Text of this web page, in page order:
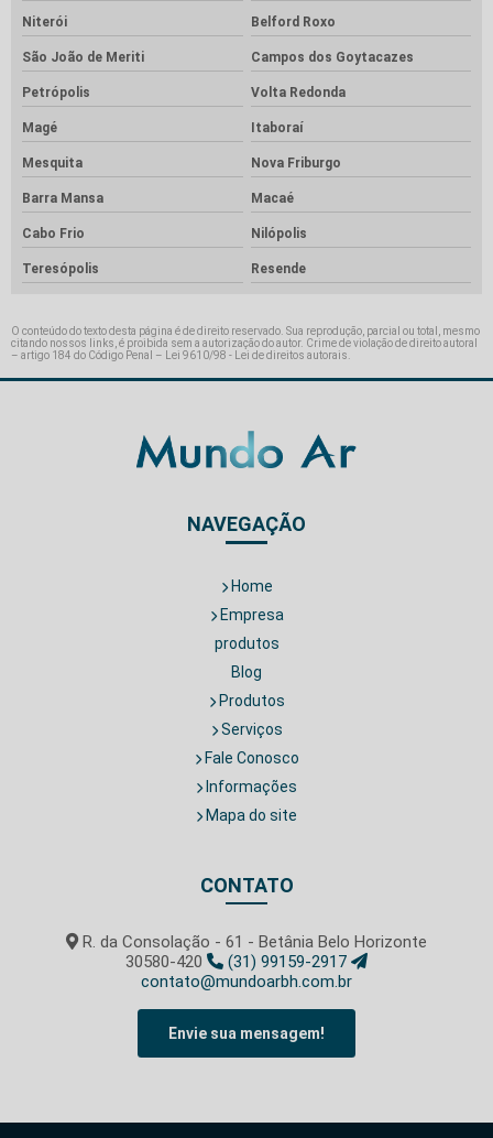
Niterói Belford Roxo
São João de Meriti Campos dos Goytacazes
Petrópolis Volta Redonda
Magé Itaboraí
Mesquita Nova Friburgo
Barra Mansa Macaé
Cabo Frio Nilópolis
Teresópolis Resende
O conteúdo do texto desta página é de direito reservado. Sua reprodução, parcial ou total, mesmo
citando nossos links, é proibida sem a autorização do autor. Crime de violação de direito autoral
– artigo 184 do Código Penal –
Lei 9610/98 - Lei de direitos autorais
NAVEGAÇÃO
Home
Empresa
produtos
Blog
Produtos
Serviços
Fale Conosco
Informações
Mapa do site
CONTATO
R. da Consolação - 61 - Betânia Belo Horizonte
30580-420
(31) 99159-2917
contato@mundoarbh.com.br
Envie sua mensagem!